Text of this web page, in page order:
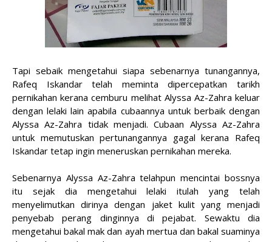
Tapi sebaik mengetahui siapa sebenarnya tunangannya,
Rafeq Iskandar telah meminta dipercepatkan tarikh
pernikahan kerana cemburu melihat Alyssa Az-Zahra keluar
dengan lelaki lain apabila cubaannya untuk berbaik dengan
Alyssa Az-Zahra tidak menjadi. Cubaan Alyssa Az-Zahra
untuk memutuskan pertunangannya gagal kerana Rafeq
Iskandar tetap ingin meneruskan pernikahan mereka.
Sebenarnya Alyssa Az-Zahra telahpun mencintai bossnya
itu sejak dia mengetahui lelaki itulah yang telah
menyelimutkan dirinya dengan jaket kulit yang menjadi
penyebab perang dinginnya di pejabat. Sewaktu dia
mengetahui bakal mak dan ayah mertua dan bakal suaminya